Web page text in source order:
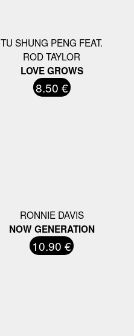
TU SHUNG PENG FEAT.
ROD TAYLOR
LOVE GROWS
8.50 €
RONNIE DAVIS
NOW GENERATION
10.90 €